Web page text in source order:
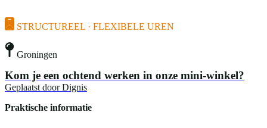
STRUCTUREEL · FLEXIBELE UREN
Groningen
Kom je een ochtend werken in onze mini-winkel?
Geplaatst door Dignis
Praktische informatie